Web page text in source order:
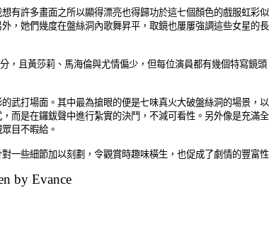
許多畫面之所以顯得漂亮也得歸功於這七個顏色的戲服虹彩
她們幾度在盤絲洞內歌舞昇平，取鏡也屢屢強調這些女星的
黃莎莉、馬海倫與尤情偏少，但每位演員都有幾個特寫鏡
場面。其中最為搶眼的便是七味真火大破盤絲洞的場景，
是在鑼鈸聲中進行紮實的決鬥，不減可看性。另外像是充滿
目不暇給。
些細節加以刻劃，令觀賞時趣味橫生，也促成了劇情的豐富性
by Evance